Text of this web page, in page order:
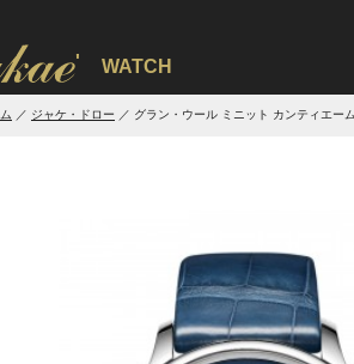
' WATCH
ジャケ・ドロー グラン・ウール ミニット カンティエーム